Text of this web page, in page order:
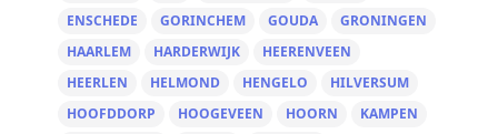
ENSCHEDE
GORINCHEM GOUDA
GRONINGEN
HAARLEM
HARDERWIJK
HEERENVEEN
HEERLEN
HELMOND HENGELO
HILVERSUM
HOOFDDORP
HOOGEVEEN HOORN
KAMPEN